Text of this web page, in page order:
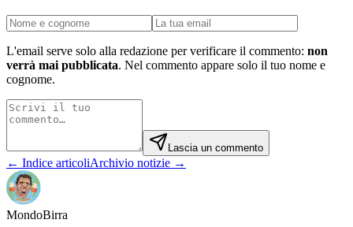
L'email serve solo alla redazione per verificare il commento: non
verrà mai pubblicata. Nel commento appare solo il tuo nome e
cognome.
Lascia un commento
← Indice articoliArchivio notizie →
MondoBirra